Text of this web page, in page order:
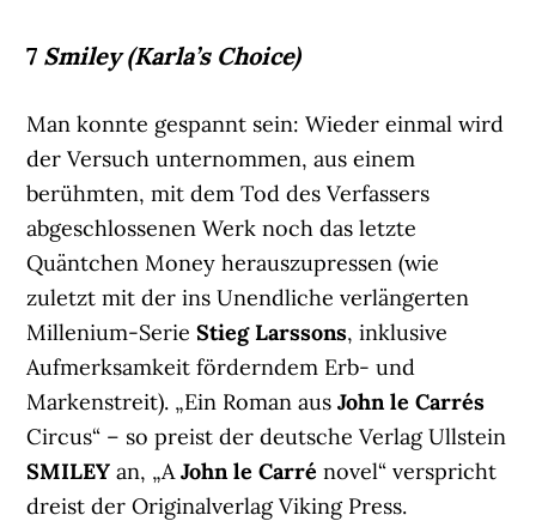
7 Smiley (Karla’s Choice)
Man konnte gespannt sein: Wieder einmal wird
der Versuch unternommen, aus einem
berühmten, mit dem Tod des Verfassers
abgeschlossenen Werk noch das letzte
Quäntchen Money herauszupressen (wie
zuletzt mit der ins Unendliche verlängerten
Millenium-SerieStieg Larssons, inklusive
Aufmerksamkeit förderndem Erb- und
Markenstreit). „Ein Roman ausJohn le Carrés
Circus“ – so preist der deutsche Verlag Ullstein
SMILEY an, „AJohn le Carrénovel“ verspricht
dreist der Originalverlag Viking Press.